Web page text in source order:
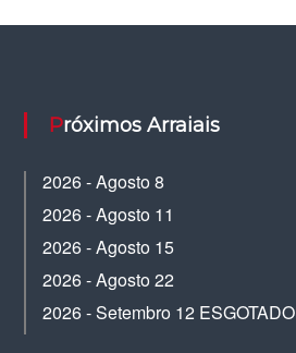
Próximos Arraiais
2026 - Agosto 8
2026 - Agosto 11
2026 - Agosto 15
2026 - Agosto 22
2026 - Setembro 12 ESGOTADO